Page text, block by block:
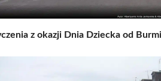
z okazji Dnia Dziecka od